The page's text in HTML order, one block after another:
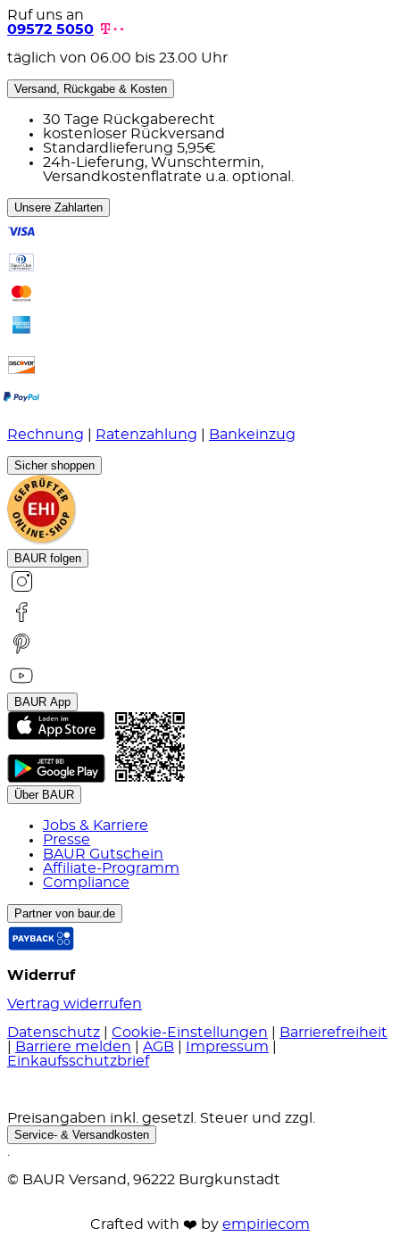
Ruf uns an
09572 5050
täglich von 06.00 bis 23.00 Uhr
Versand, Rückgabe & Kosten
30 Tage Rückgaberecht
kostenloser Rückversand
Standardlieferung 5,95€
24h-Lieferung, Wunschtermin,
Versandkostenflatrate u.a. optional.
Unsere Zahlarten
Rechnung Ratenzahlung Bankeinzug
Sicher shoppen
BAUR folgen
BAUR App
Über BAUR
Jobs & Karriere
Presse
BAUR Gutschein
Affiliate-Programm
Compliance
Partner von baur.de
Widerruf
Vertrag widerrufen
Datenschutz
Cookie-Einstellungen
Barrierefreiheit
Barriere melden AGB Impressum
Einkaufsschutzbrief
Preisangaben inkl. gesetzl. Steuer und zzgl.
Service- & Versandkosten
© BAUR Versand, 96222 Burgkunstadt
Crafted with ❤️ by empiriecom